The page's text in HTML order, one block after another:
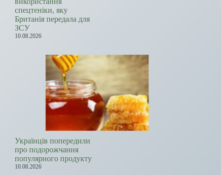
спецтеніки, яку
Британія передала для
ЗСУ
10.08.2026
Українців попередили
про подорожчання
популярного продукту
10.08.2026